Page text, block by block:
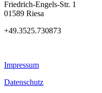
Friedrich-Engels-Str. 1
01589 Riesa
+49.3525.730873
Impressum
Datenschutz